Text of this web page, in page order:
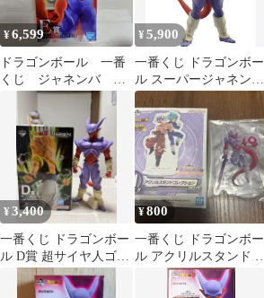
¥6,599
ドラゴンボール 一番
くじ ジャネンバ ビ
ジュアルボード
¥5,900
一番くじ ドラゴンボー
ル スーパージャネンバ
フィギュア E賞
¥3,400
一番くじ ドラゴンボー
ル D賞 超サイヤ人ゴテ
ンクス
¥800
一番くじ ドラゴンボー
ル アクリルスタンド ジ
ャネンバ